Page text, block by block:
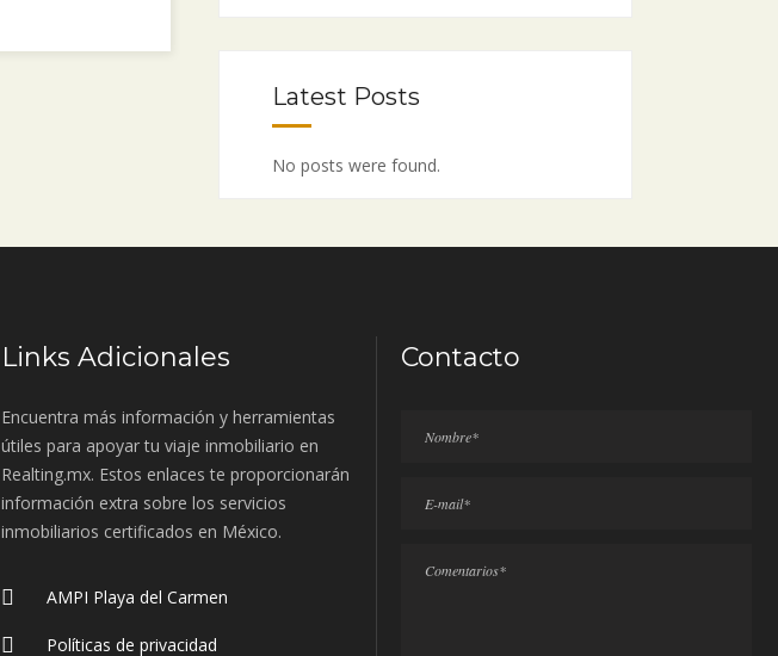
Latest Posts
No posts were found.
Links Adicionales
Encuentra más información y herramientas
útiles para apoyar tu viaje inmobiliario en
Realting.mx. Estos enlaces te proporcionarán
información extra sobre los servicios
inmobiliarios certificados en México.
AMPI Playa del Carmen
Políticas de privacidad
Contacto